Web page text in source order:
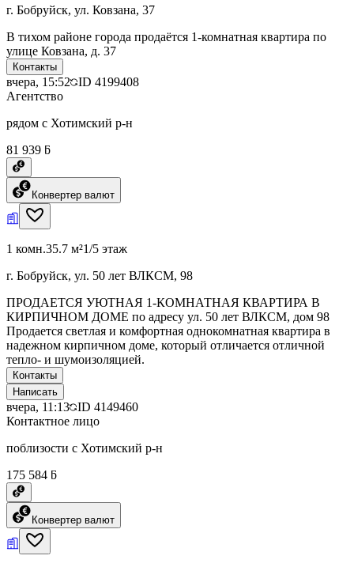
г. Бобруйск, ул. Ковзана, 37
В тихом районе города продаётся 1-комнатная квартира по
улице Ковзана, д. 37
Контакты
вчера, 15:52 ID 4199408
Агентство
рядом с Хотимский р-н
81 939 ƃ
Конвертер валют
1 комн.35.7 м²1/5 этаж
г. Бобруйск, ул. 50 лет ВЛКСМ, 98
ПРОДАЕТСЯ УЮТНАЯ 1-КОМНАТНАЯ КВАРТИРА В
КИРПИЧНОМ ДОМЕ по адресу ул. 50 лет ВЛКСМ, дом 98
Продается светлая и комфортная однокомнатная квартира в
надежном кирпичном доме, который отличается отличной
тепло- и шумоизоляцией.
Контакты
Написать
вчера, 11:13 ID 4149460
Контактное лицо
поблизости с Хотимский р-н
175 584 ƃ
Конвертер валют